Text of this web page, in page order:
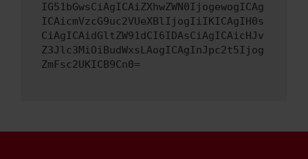
IG51bGwsCiAgICAiZXhwZWN0IjogewogICAg
ICAicmVzcG9uc2VUeXBlIjogIiIKICAgIH0s
CiAgICAidGltZW91dCI6IDAsCiAgICAicHJv
Z3Jlc3MiOiBudWxsLAogICAgInJpc2t5Ijog
ZmFsc2UKICB9Cn0=